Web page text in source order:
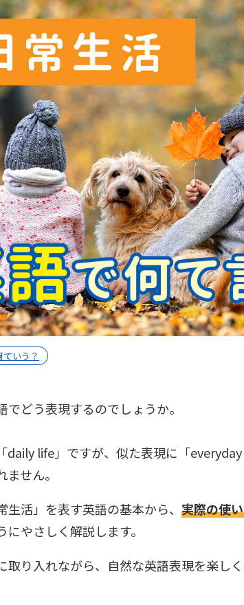
いう？
でどう表現するのでしょうか。
daily life」ですが、似た表現に「
せん。
活」を表す英語の基本から、 実際の使
やさしく解説します。
取り入れながら、自然な英語表現を楽し